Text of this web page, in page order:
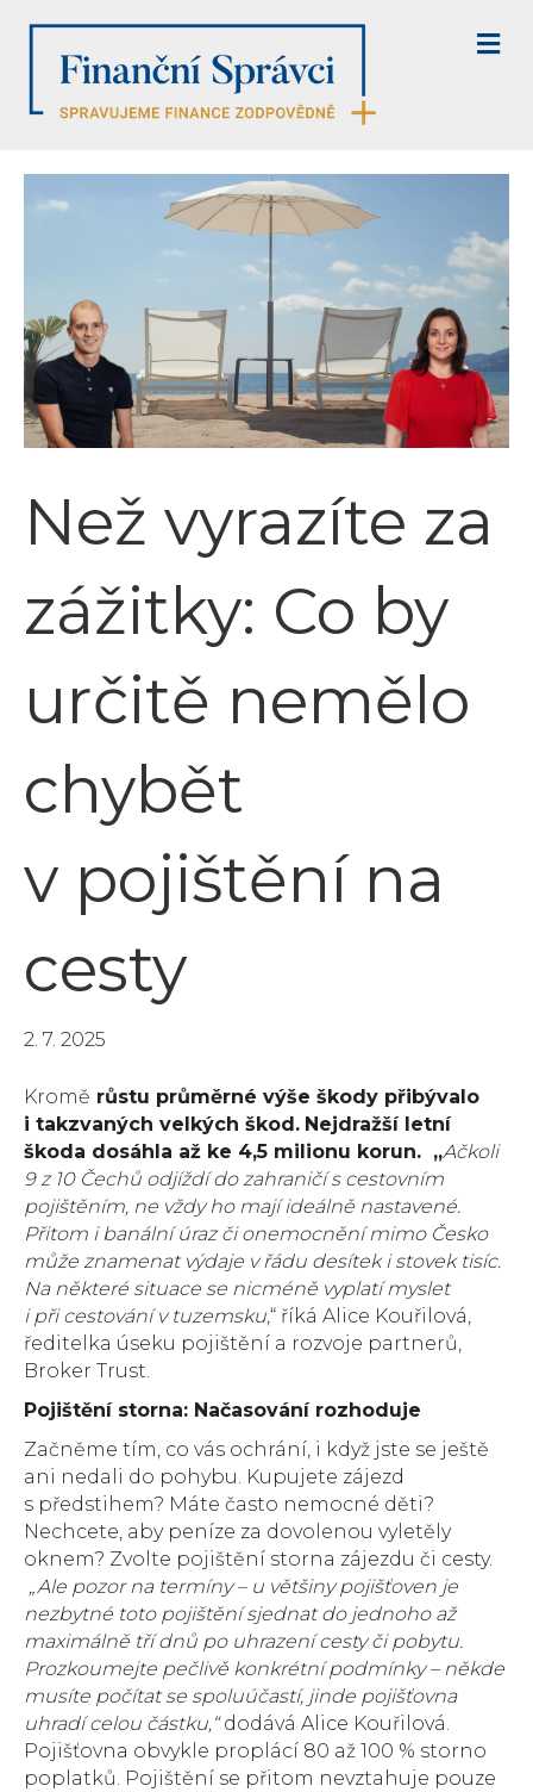
M
E
Než vyrazíte za
zážitky: Co by
určitě nemělo
chybět
v pojištění na
cesty
2. 7. 2025
Kromě růstu průměrné výše škody přibývalo
i takzvaných velkých škod. Nejdražší letní
škoda dosáhla až ke 4,5 milionu korun. „Ačkoli
9 z 10 Čechů odjíždí do zahraničí s cestovním
pojištěním, ne vždy ho mají ideálně nastavené.
Přitom i banální úraz či onemocnění mimo Česko
může znamenat výdaje v řádu desítek i stovek tisíc.
Na některé situace se nicméně vyplatí myslet
i při cestování v tuzemsku,“ říká Alice Kouřilová,
ředitelka úseku pojištění a rozvoje partnerů,
Broker Trust.
Pojištění storna: Načasování rozhoduje
Začněme tím, co vás ochrání, i když jste se ještě
ani nedali do pohybu. Kupujete zájezd
s předstihem? Máte často nemocné děti?
Nechcete, aby peníze za dovolenou vyletěly
oknem? Zvolte pojištění storna zájezdu či cesty.
„Ale pozor na termíny – u většiny pojišťoven je
nezbytné toto pojištění sjednat do jednoho až
maximálně tří dnů po uhrazení cesty či pobytu.
Prozkoumejte pečlivě konkrétní podmínky – někde
musíte počítat se spoluúčastí, jinde pojišťovna
uhradí celou částku,“dodává Alice Kouřilová.
Pojišťovna obvykle proplácí 80 až 100 % storno
poplatků. Pojištění se přitom nevztahuje pouze